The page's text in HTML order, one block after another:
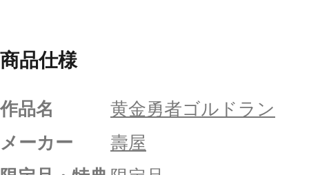
商品仕様
作品名
黄金勇者ゴルドラン
メーカー
壽屋